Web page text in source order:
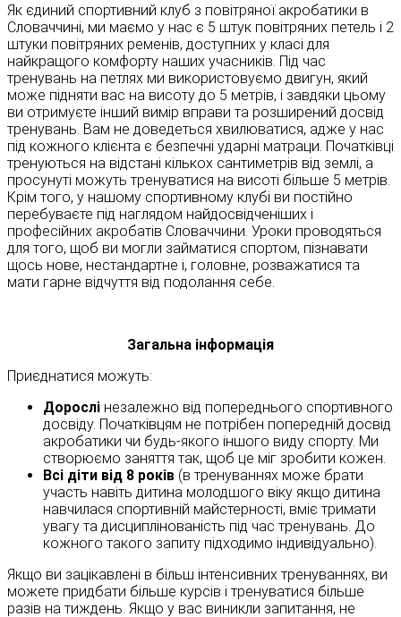
Як єдиний спортивний клуб з повітряної акробатики в
Словаччині, ми маємо у нас є 5 штук повітряних петель і 2
штуки повітряних ременів, доступних у класі для
найкращого комфорту наших учасників. Під час
тренувань на петлях ми використовуємо двигун, який
може підняти вас на висоту до 5 метрів, і завдяки цьому
ви отримуєте інший вимір вправи та розширений досвід
тренувань. Вам не доведеться хвилюватися, адже у нас
під кожного клієнта є безпечні ударні матраци. Початківці
тренуються на відстані кількох сантиметрів від землі, а
просунуті можуть тренуватися на висоті більше 5 метрів.
Крім того, у нашому спортивному клубі ви постійно
перебуваєте під наглядом найдосвідченіших і
професійних акробатів Словаччини. Уроки проводяться
для того, щоб ви могли займатися спортом, пізнавати
щось нове, нестандартне і, головне, розважатися та
мати гарне відчуття від подолання себе.
Загальна інформація
Приєднатися можуть:
Дорослі незалежно від попереднього спортивного
досвіду. Початківцям не потрібен попередній досвід
акробатики чи будь-якого іншого виду спорту. Ми
створюємо заняття так, щоб це міг зробити кожен.
Всі діти від 8 років (в тренуваннях може брати
участь навіть дитина молодшого віку якщо дитина
навчилася спортивній майстерності, вміє тримати
увагу та дисциплінованість під час тренувань. До
кожного такого запиту підходимо індивідуально).
Якщо ви зацікавлені в більш інтенсивних тренуваннях, ви
можете придбати більше курсів і тренуватися більше
разів на тиждень. Якщо у вас виникли запитання, не